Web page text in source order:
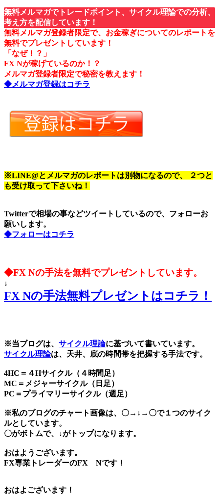
無料メルマガでトレードポイント、サイクル理論での分析、
考え方を配信しています！
無料メルマガ登録者限定で、お金稼ぎについてのレポートを
無料でプレゼントしています！
「なぜ！？」
FX Nが稼げているのか！？
メルマガ登録者限定で秘密を教えます！
◆メルマガ登録はコチラ
※LINE@とメルマガのレポートは別物になるので、 ２つと
も受け取って下さいね！
Twitterで相場の事などツイートしているので、フォローお
願いします。
◆フォローはコチラ
◆FX Nの手法を無料でプレゼントしています。
↓
FX Nの手法無料プレゼントはコチラ！
※当ブログは、 サイクル理論に基づいて書いています。
サイクル理論は、天井、底の時間帯を把握する手法です。
4HC＝４Hサイクル（４時間足）
MC＝メジャーサイクル（日足）
PC＝プライマリーサイクル（週足）
※私のブログのチャート画像は、〇→↓→〇で１つのサイク
ルとしています。
〇がボトムで、↓がトップになります。
おはようございます。
FX専業トレーダーのFX Nです！
おはよございます！